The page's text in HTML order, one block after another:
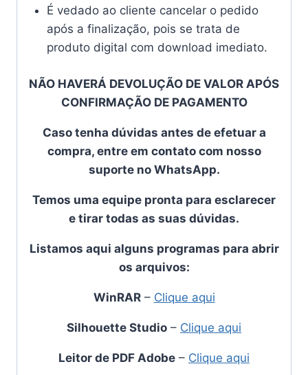
É vedado ao cliente cancelar o pedido
após a finalização, pois se trata de
produto digital com download imediato.
NÃO HAVERÁ DEVOLUÇÃO DE VALOR APÓS
CONFIRMAÇÃO DE PAGAMENTO
Caso tenha dúvidas antes de efetuar a
compra, entre em contato com nosso
suporte no WhatsApp.
Temos uma equipe pronta para esclarecer
e tirar todas as suas dúvidas.
Listamos aqui alguns programas para abrir
os arquivos:
WinRAR– Clique aqui
Silhouette Studio – Clique aqui
Leitor de PDF Adobe – Clique aqui